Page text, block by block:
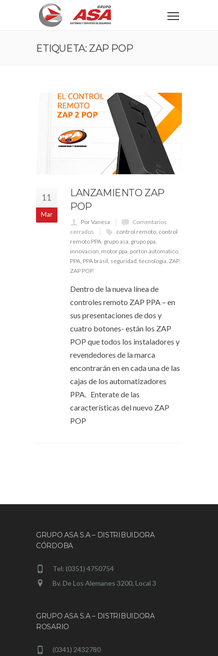
ETIQUETA: ZAP POP
11
Mar
LANZAMIENTO ZAP
POP
Por Vanesa
Comentarios
cerrados
control remoto control
remoto PPA grupo asa grupo ppa
innovacion motor ppa porton automatico
PPA PPA brasil seguridad tecnologia ZAP,
ZAP POP
Dentro de la nueva línea de
controles remoto ZAP PPA – en
sus presentaciones de dos y
cuatro botones- están los ZAP
POP que todos los instaladores y
revendedores de la marca
encontrarán en en cada una de las
cajas de los automatizadores
PPA. Enterate de las
características del nuevo ZAP
POP
GRUPO ASA S.A – DISTRIBUIDORA
CÓRDOBA
Tel: (0351) 4750754
Bv. De Los Alemanes 3200, Local 3
GRUPO ASA S.A – DISTRIBUIDORA
ROSARIO
(0341) 2432780